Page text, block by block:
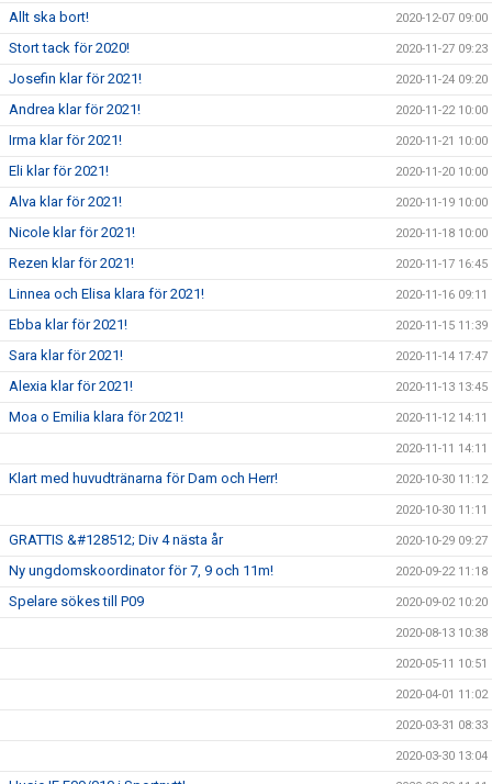
Allt ska bort! 2020-12-07 09:00
Stort tack för 2020! 2020-11-27 09:23
Josefin klar för 2021! 2020-11-24 09:20
Andrea klar för 2021! 2020-11-22 10:00
Irma klar för 2021! 2020-11-21 10:00
Eli klar för 2021! 2020-11-20 10:00
Alva klar för 2021! 2020-11-19 10:00
Nicole klar för 2021! 2020-11-18 10:00
Rezen klar för 2021! 2020-11-17 16:45
Linnea och Elisa klara för 2021! 2020-11-16 09:11
Ebba klar för 2021! 2020-11-15 11:39
Sara klar för 2021! 2020-11-14 17:47
Alexia klar för 2021! 2020-11-13 13:45
Moa o Emilia klara för 2021! 2020-11-12 14:11
2020-11-11 14:11
Klart med huvudtränarna för Dam och Herr! 2020-10-30 11:12
2020-10-30 11:11
GRATTIS &#128512; Div 4 nästa år 2020-10-29 09:27
Ny ungdomskoordinator för 7, 9 och 11m! 2020-09-22 11:18
Spelare sökes till P09 2020-09-02 10:20
2020-08-13 10:38
2020-05-11 10:51
2020-04-01 11:02
2020-03-31 08:33
2020-03-30 13:04